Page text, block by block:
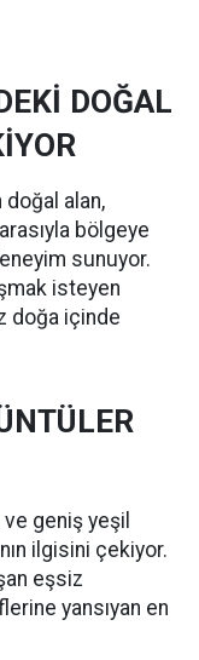
DOĞAL
doğal alan,
bölgeye
sunuyor.
isteyen
doğa içinde
ve geniş yeşil
ilgisini çekiyor.
eşsiz
yansıyan en